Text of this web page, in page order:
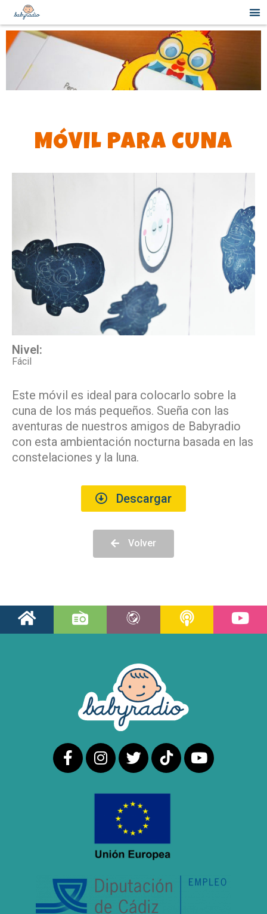
MÓVIL PARA CUNA
Nivel:
Fácil
Este móvil es ideal para colocarlo sobre la
cuna de los más pequeños. Sueña con las
aventuras de nuestros amigos de Babyradio
con esta ambientación nocturna basada en las
constelaciones y la luna.
Descargar
Volver